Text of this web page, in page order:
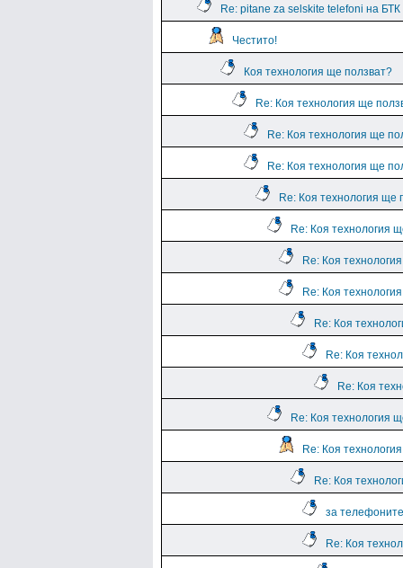
Re: pitane za selskite telefoni на
Честито!
Коя технология ще ползват?
Re: Коя технология ще
Re: Коя технология ще
Re: Коя технология ще
Re: Коя технология ще
Re: Коя технология
Re: Коя
Re: Коя
Re: Коя
Re: Коя
Re: Коя
Re: Коя технология
Re: Коя
Re: Коя
за
Re: Коя